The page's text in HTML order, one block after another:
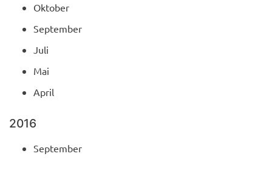
Oktober
September
Juli
Mai
April
2016
September